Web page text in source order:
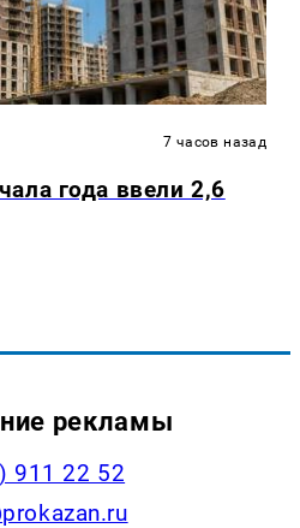
7 часов назад
года ввели 2,6
рекламы
911 22 52